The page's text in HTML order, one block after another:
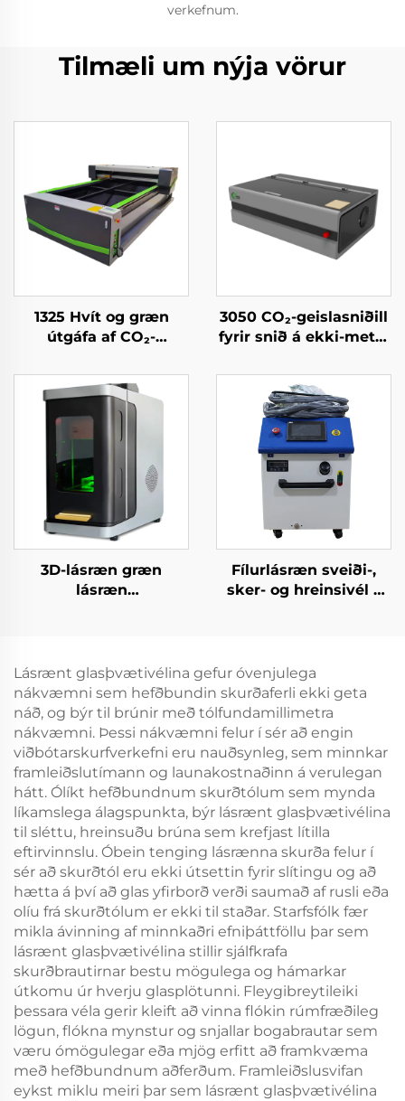
verkefnum.
Tilmæli um nýja vörur
1325 Hvít og græn
útgáfa af CO₂-
ríðvél fyrir akryl, við,
MDF – 150 W, 300 W
3050 CO₂-geislasniðill
fyrir snið á ekki-metál
3D-lásræn græn
lásræn
Fílurlásræn sveiði-,
sker- og hreinsivél –
Lásrænt glasþvætivélina gefur óvenjulega
nákvæmni sem hefðbundin skurðaferli ekki geta
náð, og býr til brúnir með tólfundamillimetra
nákvæmni. Þessi nákvæmni felur í sér að engin
viðbótarskurfverkefni eru nauðsynleg, sem minnkar
framleiðslutímann og launakostnaðinn á verulegan
hátt. Ólíkt hefðbundnum skurðtólum sem mynda
líkamslega álagspunkta, býr lásrænt glasþvætivélina
til sléttu, hreinsuðu brúna sem krefjast lítilla
eftirvinnslu. Óbein tenging lásrænna skurða felur í
sér að skurðtól eru ekki útsettin fyrir slítingu og að
hætta á því að glas yfirborð verði saumað af rusli eða
olíu frá skurðtólum er ekki til staðar. Starfsfólk fær
mikla ávinning af minnkaðri efniþáttföllu þar sem
lásrænt glasþvætivélina stillir sjálfkrafa
skurðbrautirnar bestu mögulega og hámarkar
útkomu úr hverju glasplötunni. Fleygibreytileiki
þessara véla gerir kleift að vinna flókin rúmfræðileg
lögun, flókna mynstur og snjallar bogabrautar sem
væru ómögulegar eða mjög erfitt að framkvæma
með hefðbundnum aðferðum. Framleiðslusvifan
eykst miklu meiri þar sem lásrænt glasþvætivélina